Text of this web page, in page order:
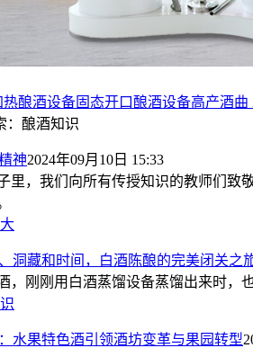
热酿酒设备固态开口酿酒设备高产酒曲
：酿酒知识
神2024年09月10日 15:33
里，我们向所有传授知识的教师们
洞藏和时间，白酒陈酿的完美闭关之
，刚刚用白酒蒸馏设备蒸馏出来时，
水果特色酒引领酒坊变革与果园转型